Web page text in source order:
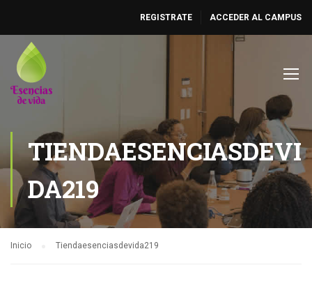
REGISTRATE ACCEDER AL CAMPUS
TIENDAESENCIASDEVI
DA219
Inicio Tiendaesenciasdevida219